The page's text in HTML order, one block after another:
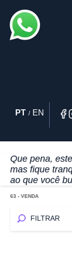
PT / EN
Que pena,
mas fique
ao que você
63 - VENDA
FILTRAR